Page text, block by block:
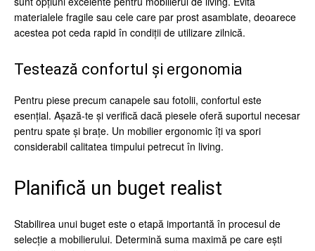
materialele fragile sau cele care par prost asamblate, deoarece
acestea pot ceda rapid în condiții de utilizare zilnică.
Testează confortul și ergonomia
Pentru piese precum canapele sau fotolii, confortul este
esențial. Așază-te și verifică dacă piesele oferă suportul necesar
pentru spate și brațe. Un mobilier ergonomic îți va spori
considerabil calitatea timpului petrecut în living.
Planifică un buget realist
Stabilirea unui buget este o etapă importantă în procesul de
selecție a mobilierului. Determină suma maximă pe care ești